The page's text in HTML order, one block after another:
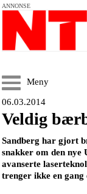
ANNONSE
Meny
06.03.2014
Veldig
Sandberg har gjort
snakker om den nye
avanserte
trenger ikke en gang